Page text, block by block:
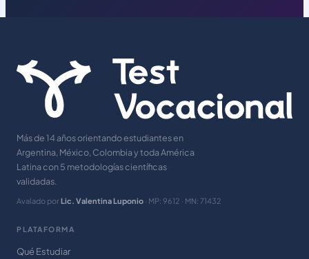
Más de 14 años orientando estudiantes en
Argentina, México, Colombia y toda América
Latina con 5 metodologías científicas
validadas.
Avalado por Lic. Valentina Luponio · MP: 9612 · MN: 71432
PLATAFORMA
Qué Estudiar